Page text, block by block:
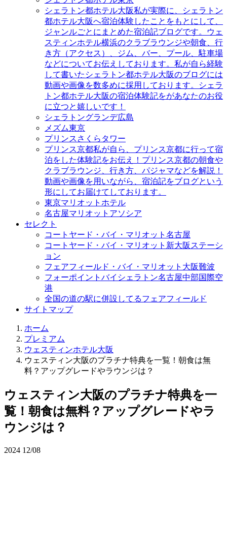
シェラトン都ホテル大阪私が実際に、シェラトン
都ホテル大阪へ宿泊体験したことをもとにして、
ジャンルごとにまとめた宿泊記ブログです。ウェ
スティンホテル横浜のクラブラウンジや朝食、行
き方（アクセス）、ジム、バー、プール、駐車場
などについてお伝えしております。私が自ら経験
して書いたシェラトン都ホテル大阪のブログには
動画や画像を数多めに採用しております。シェラ
トン都ホテル大阪の宿泊体験記をがあなたのお役
に立つと嬉しいです！
シェラトングランデ広島
メズム東京
プリンスさくらタワー
プリンス京都私が自ら、プリンス京都に行って宿
泊をした体験記をお伝え！プリンス京都の朝食や
クラブラウンジ、行き方、パジャマなどを解説！
動画や画像を用いながら、宿泊記をブログという
形にしてお届けてしております。
東京マリオットホテル
名古屋マリオットアソシア
セレクト
コートヤード・バイ・マリオット名古屋
コートヤード・バイ・マリオット新大阪ステーシ
ョン
フェアフィールド・バイ・マリオット大阪難波
フォーポイントバイシェラトン名古屋中部国際空
港
全国の道の駅に併設してるフェアフィールド
サイトマップ
ホーム
プレミアム
ウェスティンホテル大阪
ウェスティン大阪のプラチナ特典を一覧！朝食は無
料？アップグレードやラウンジは？
ウェスティン大阪のプラチナ特典を一
覧！朝食は無料？アップグレードやラ
ウンジは？
2024 12/08